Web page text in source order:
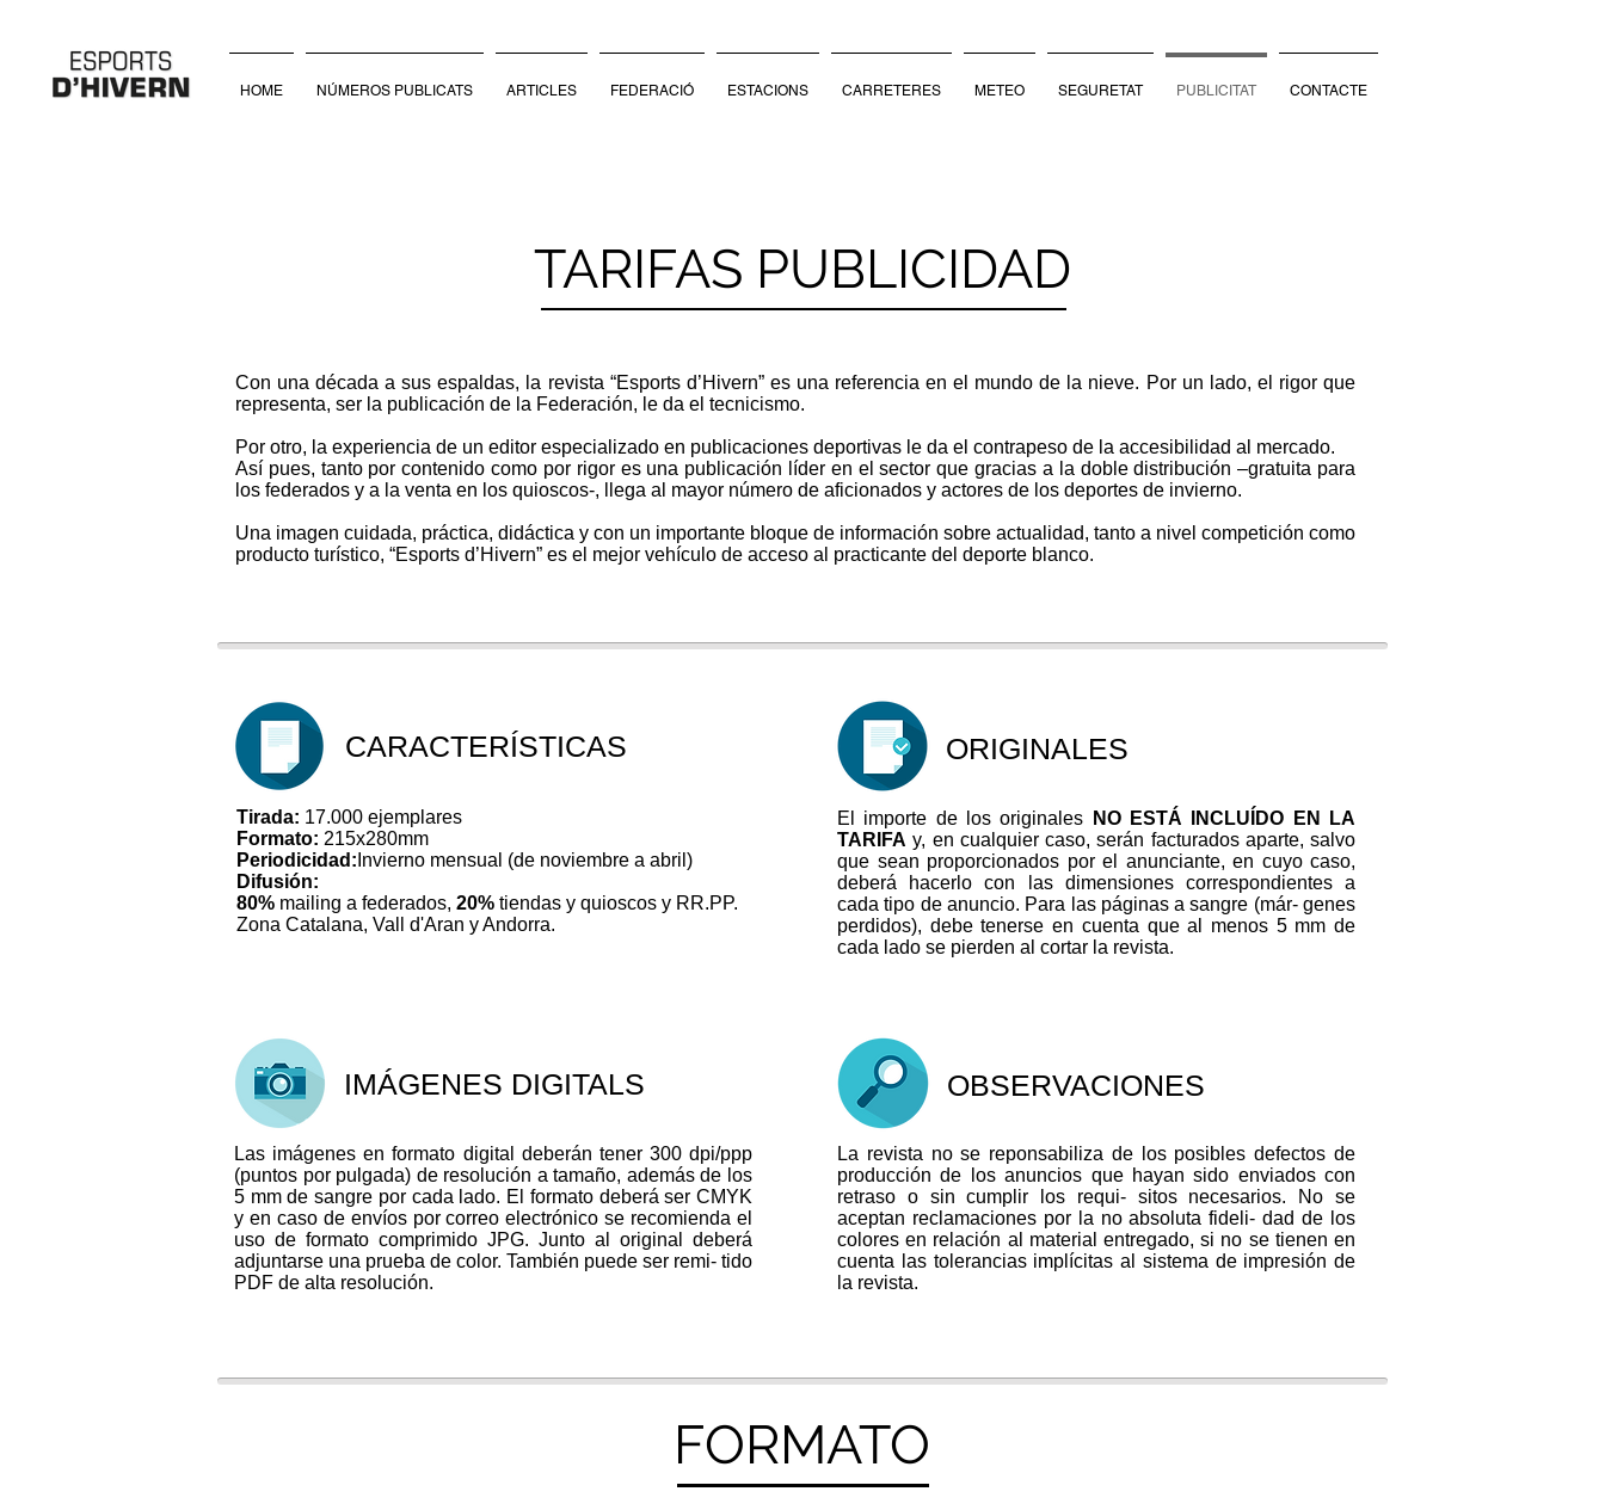
HOME NÚMEROS PUBLICATS ARTICLES FEDERACIÓ ESTACIONS CARRETERES METEO SEGURETAT PUBLICITAT CONTACTE
TARIFAS PUBLICIDAD
Con una década a sus espaldas, la revista “Esports d’Hivern” es una referencia en el mundo de la nieve. Por un lado, el rigor que
representa, ser la publicación de la Federación, le da el tecnicismo.
Por otro, la experiencia de un editor especializado en publicaciones deportivas le da el contrapeso de la accesibilidad al mercado.
Así pues, tanto por contenido como por rigor es una publicación líder en el sector que gracias a la doble distribución –gratuita para
los federados y a la venta en los quioscos-, llega al mayor número de aficionados y actores de los deportes de invierno.
Una imagen cuidada, práctica, didáctica y con un importante bloque de información sobre actualidad, tanto a nivel competición como
producto turístico, “Esports d’Hivern” es el mejor vehículo de acceso al practicante del deporte blanco.
CARACTERÍSTICAS
Tirada: 17.000 ejemplares
Formato: 215x280mm
Periodicidad: Invierno mensual (de noviembre a abril)
Difusión:
80% mailing a federados, 20% tiendas y quioscos y RR.PP.
Zona Catalana, Vall d'Aran y Andorra.
Las imágenes en formato digital deberán tener 300 dpi/ppp
(puntos por pulgada) de resolución a tamaño, además de los
5 mm de sangre por cada lado. El formato deberá ser CMYK
y en caso de envíos por correo electrónico se recomienda el
uso de formato comprimido JPG. Junto al original deberá
adjuntarse una prueba de color. También puede ser remi- tido
PDF de alta resolución.
IMÁGENES DIGITALS
ORIGINALES
El importe de los originales
NO ESTÁ INCLUÍDO EN LA
TARIFA y, en cualquier caso, serán facturados aparte, salvo
que sean proporcionados por el anunciante, en cuyo caso,
deberá hacerlo con las dimensiones correspondientes a
cada tipo de anuncio. Para las páginas a sangre (már- genes
perdidos), debe tenerse en cuenta que al menos 5 mm de
cada lado se pierden al cortar la revista.
La revista no se reponsabiliza de los posibles defectos de
producción de los anuncios que hayan sido enviados con
retraso o sin cumplir los requi- sitos necesarios. No se
aceptan reclamaciones por la no absoluta fideli- dad de los
colores en relación al material entregado, si no se tienen en
cuenta las tolerancias implícitas al sistema de impresión de
la revista.
OBSERVACIONES
FORMATO